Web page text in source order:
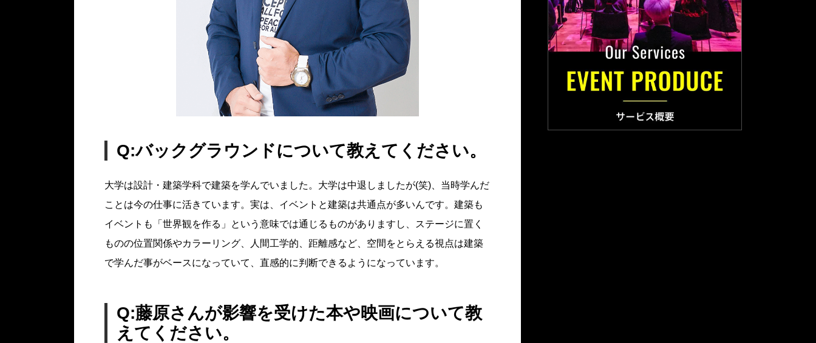
Q:バックグラウンドについて教えてください。
大学は設計・建築学科で建築を学んでいました。大学は中退しましたが(笑)、当時学んだ
ことは今の仕事に活きています。実は、イベントと建築は共通点が多いんです。建築も
イベントも「世界観を作る」という意味では通じるものがありますし、ステージに置く
ものの位置関係やカラーリング、人間工学的、距離感など、空間をとらえる視点は建築
で学んだ事がベースになっていて、直感的に判断できるようになっています。
Q:藤原さんが影響を受けた本や映画について教
えてください。